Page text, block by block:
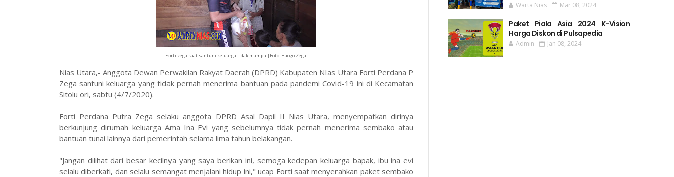
Forti zega saat santuni keluarga tidak mampu |Foto: Haogo Zega
Nias Utara,- Anggota Dewan Perwakilan Rakyat Daerah (DPRD) Kabupaten NIas Utara Forti Perdana P
Zega santuni keluarga yang tidak pernah menerima bantuan pada pandemi Covid-19 ini di Kecamatan
Sitolu ori, sabtu (4/7/2020).
Forti Perdana Putra Zega selaku anggota DPRD Asal Dapil II Nias Utara, menyempatkan dirinya
berkunjung dirumah keluarga Ama Ina Evi yang sebelumnya tidak pernah menerima sembako atau
bantuan tunai lainnya dari pemerintah selama lima tahun belakangan.
"Jangan dilihat dari besar kecilnya yang saya berikan ini, semoga kedepan keluarga bapak, ibu ina evi
selalu diberkati, dan selalu semangat menjalani hidup ini," ucap Forti saat menyerahkan paket sembako
Warta Nias Mar 08, 2024
Paket Piala Asia 2024 K-Vision
Harga Diskon di Pulsapedia
Admin Jan 08, 2024